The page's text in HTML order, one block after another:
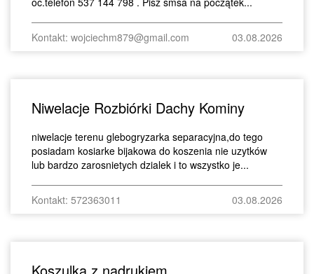
Kontakt: wojciechm879@gmail.com 03.08.2026
Niwelacje Rozbiórki Dachy Kominy
niwelacje terenu glebogryzarka separacyjna,do tego
posiadam kosiarke bijakowa do koszenia nie uzytków
lub bardzo zarosnietych dzialek i to wszystko je...
Kontakt: 572363011 03.08.2026